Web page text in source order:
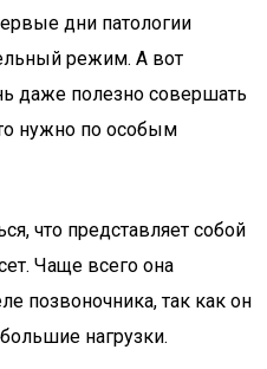
дни патологии
режим. А вот
даже полезно совершать
нужно по особым
что представляет собой
Чаще всего она
позвоночника, так как он
нагрузки.